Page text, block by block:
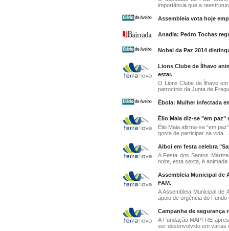
importância que a
Assembleia vota hoje
Anadia: Pedro Tochas
Nobel da Paz 2014
Lions Clube de Ílhavo
estar.
O Lions Clube de Ílhavo
patrocínio da Junta de
Ébola: Mulher infectada
Élio Maia diz-se "em paz"
Élio Maia afirma-se “em
gosta de participar na vida ...
Alboi em festa celebra
A Festa dos Santos
noite, esta sexta, é
Assembleia Municipal de
FAM.
A Assembleia Municipal
apoio de urgência do Fundo
Campanha de segurança
A Fundação MAPFRE
ser desenvolvido em várias